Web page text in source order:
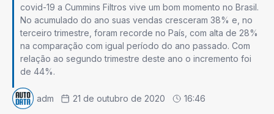
covid-19 a Cummins Filtros vive um bom momento no Brasil.
No acumulado do ano suas vendas cresceram 38% e, no
terceiro trimestre, foram recorde no País, com alta de 28%
na comparação com igual período do ano passado. Com
relação ao segundo trimestre deste ano o incremento foi
de 44%.
adm 21 de outubro de 2020 16:46